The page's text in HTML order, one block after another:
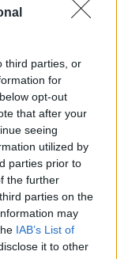
third parties, or
for
opt-out
that after your
seeing
utilized by
parties prior to
the further
parties on the
may
IAB’s List of
it to other
την ΤΣΣΚΑ
(07/08) στην
ερευνητής που